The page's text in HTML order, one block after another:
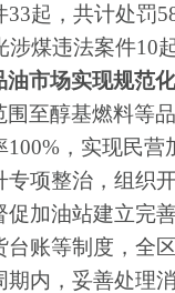
33起，共计处罚
煤违法案件10起
油市场实现规范
围至醇基燃料等
100%， 实现民营
项整治， 组织
促加油站建立完
台账等制度，全区
期内，妥善处理